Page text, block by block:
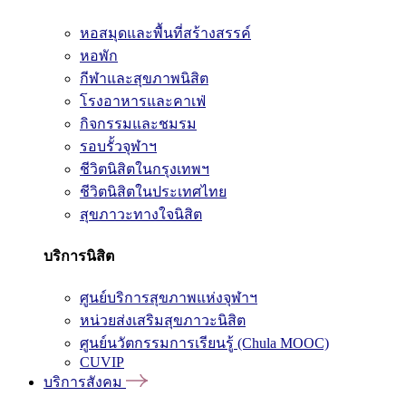
หอสมุดและพื้นที่สร้างสรรค์
หอพัก
กีฬาและสุขภาพนิสิต
โรงอาหารและคาเฟ่
กิจกรรมและชมรม
รอบรั้วจุฬาฯ
ชีวิตนิสิตในกรุงเทพฯ
ชีวิตนิสิตในประเทศไทย
สุขภาวะทางใจนิสิต
บริการนิสิต
ศูนย์บริการสุขภาพแห่งจุฬาฯ
หน่วยส่งเสริมสุขภาวะนิสิต
ศูนย์นวัตกรรมการเรียนรู้ (Chula MOOC)
CUVIP
บริการสังคม